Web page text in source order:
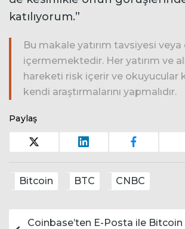
katılıyorum.”
Bu makale yatırım tavsiyesi veya
içermemektedir. Her yatırım ve
hareketi risk içerir ve okuyucular
kendi araştırmalarını yapmalıdır.
Paylaş
Bitcoin BTC CNBC
Yazı dolaşımı
Coinbase’ten E-Posta ile